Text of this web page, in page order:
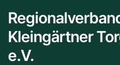
Kleingärtner
e.V.